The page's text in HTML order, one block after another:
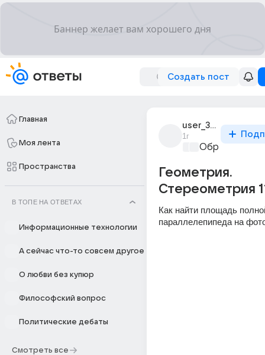
Создать пост
Главная
Моя лента
Пространства
В ТОПЕ НА ОТВЕТАХ
Информационные технологии
А сейчас что-то совсем другое
О любви без купюр
Философский вопрос
Политические дебаты
Смотреть все
user_308897786
1г
Геометрия.
Стереометрия
Как найти площадь
параллелепипеда на